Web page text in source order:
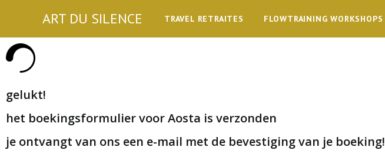
ART DU SILENCE TRAVEL RETRAITES FLOWTRAINING WORKSHOPS
gelukt!
het boekingsformulier voor Aosta is verzonden
je ontvangt van ons een e-mail met de bevestiging van je boeking!